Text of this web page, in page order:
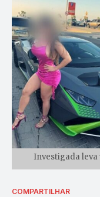
Investigada leva
COMPARTILHAR